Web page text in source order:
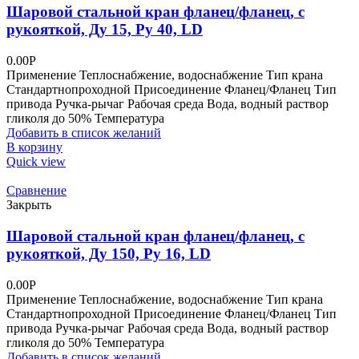
Шаровой стальной кран фланец/фланец, с
рукояткой, Ду 15, Ру 40, LD
0.00Р
Применение Теплоснабжение, водоснабжение Тип крана
Стандартнопроходной Присоединение Фланец/Фланец Тип
привода Ручка-рычаг Рабочая среда Вода, водный раствор
гликоля до 50% Температура
Добавить в список желаний
В корзину
Quick view
Сравнение
Закрыть
Шаровой стальной кран фланец/фланец, с
рукояткой, Ду 150, Ру 16, LD
0.00Р
Применение Теплоснабжение, водоснабжение Тип крана
Стандартнопроходной Присоединение Фланец/Фланец Тип
привода Ручка-рычаг Рабочая среда Вода, водный раствор
гликоля до 50% Температура